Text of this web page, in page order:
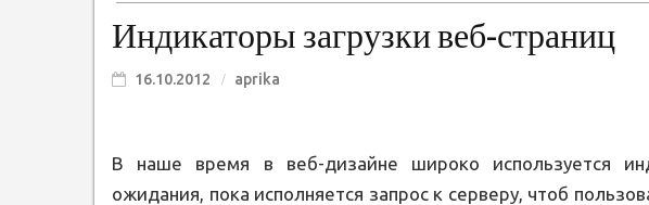
Индикаторы загрузки веб-страниц
16.10.2012 aprika
В наше время в веб-дизайне широко используется
ожидания, пока исполняется запрос к серверу, чтоб